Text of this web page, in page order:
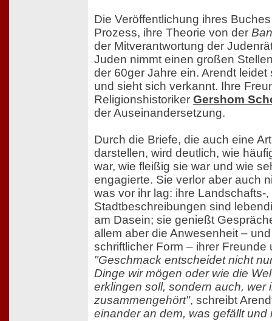
Die Veröffentlichung ihres
Prozess, ihre Theorie von der
der Mitverantwortung der
Juden nimmt einen großen
der 60ger Jahre ein. Arendt leidet
und sieht sich verkannt. Ihre
Religionshistoriker Gershom
der Auseinandersetzung.
Durch die Briefe, die auch eine
darstellen, wird deutlich, wie
war, wie fleißig sie war und wie
engagierte. Sie verlor aber auch
was vor ihr lag: ihre Landschafts-
Stadtbeschreibungen sind
am Dasein; sie genießt
allem aber die Anwesenheit –
schriftlicher Form – ihrer Freunde
"Geschmack entscheidet nicht
Dinge wir mögen oder wie die
erklingen soll, sondern auch, wer
zusammengehört", schreibt
einander an dem, was gefällt und